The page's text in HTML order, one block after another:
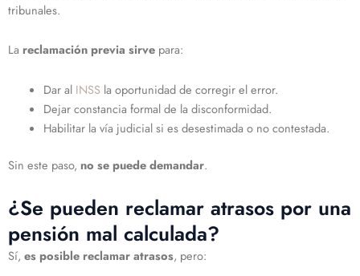
tribunales.
La reclamación previa sirve para:
Dar al INSSla oportunidad de corregir el error.
Dejar constancia formal de la disconformidad.
Habilitar la vía judicial si es desestimada o no contestada.
Sin este paso, no se puede demandar.
¿Se pueden reclamar atrasos por una
pensión mal calculada?
Sí, es posible reclamar atrasos, pero: